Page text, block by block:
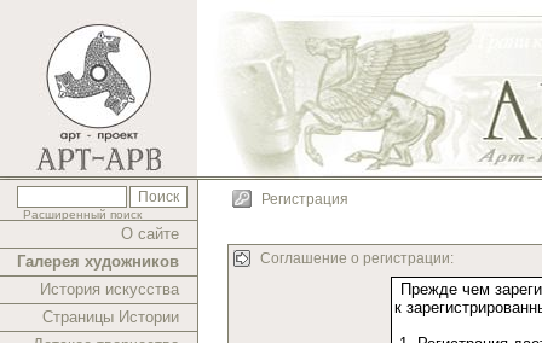
Расширенный поиск
О сайте
Галерея художников
История искусства
Страницы Истории
Регистрация
Соглашение о регистрации: